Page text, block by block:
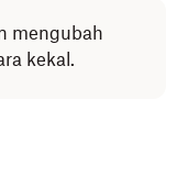
mengubah
kekal.